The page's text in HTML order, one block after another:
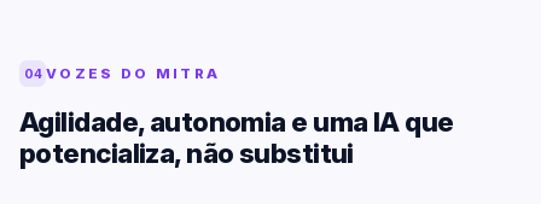
04 VOZES DO MITRA
Agilidade, autonomia e uma IA que
potencializa, não substitui